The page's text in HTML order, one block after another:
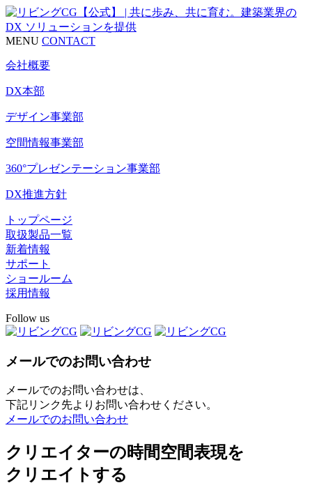
MENU CONTACT
会社概要
DX本部
デザイン事業部
空間情報事業部
360°プレゼンテーション事業部
DX推進方針
トップページ
取扱製品一覧
新着情報
サポート
ショールーム
採用情報
Follow us
メールでのお問い合わせ
メールでのお問い合わせは、
下記リンク先よりお問い合わせください。
メールでのお問い合わせ
クリエイターの時間空間表現を
クリエイトする